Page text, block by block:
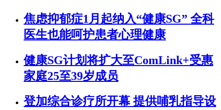
焦虑抑郁症1月起纳入“健康SG” 全科
医生也能呵护患者心理健康
健康SG计划将扩大至ComLink+受惠
家庭25至39岁成员
登加综合诊疗所开幕 提供哺乳指导设